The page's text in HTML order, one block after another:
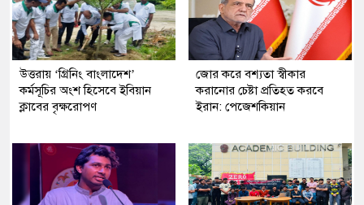
উত্তরায় ‘গ্রিনিং বাংলাদেশ’
কর্মসূচির অংশ হিসেবে ইবিয়ান
ক্লাবের বৃক্ষরোপণ
জোর করে বশ্যতা স্বীকার
করানোর চেষ্টা প্রতিহত করবে
ইরান: পেজেশকিয়ান